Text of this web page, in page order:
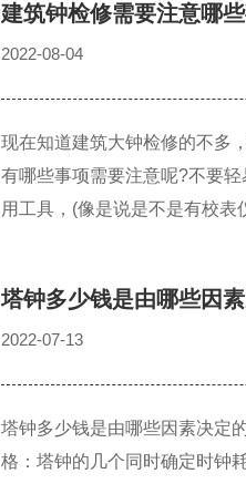
建筑钟检修需要注意哪
2022-08-04
现在知道建筑大钟检修的不多
有哪些事项需要注意呢?不要
用工具，(像是说是不是有校
塔钟多少钱是由哪些因
2022-07-13
塔钟多少钱是由哪些因素决定
格：塔钟的几个同时确定时钟